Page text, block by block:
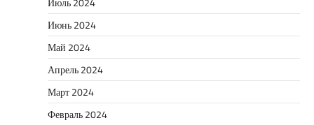
Июнь 2024
Май 2024
Апрель 2024
Март 2024
Февраль 2024